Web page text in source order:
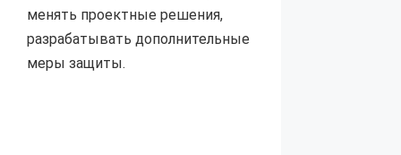
менять проектные решения,
разрабатывать дополнительные
меры защиты.